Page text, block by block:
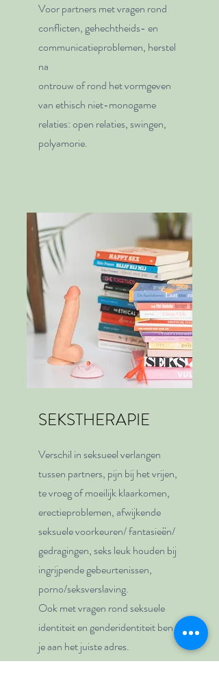
Voor partners met vragen rond
conflicten, gehechtheids- en
communicatieproblemen, herstel
na
ontrouw of rond het vormgeven
van ethisch niet-monogame
relaties: open relaties, swingen,
polyamorie.
SEKSTHERAPIE
Verschil in seksueel verlangen
tussen partners, pijn bij het vrijen,
te vroeg of moeilijk klaarkomen,
erectieproblemen, afwijkende
seksuele voorkeuren/ fantasieën/
gedragingen, seks leuk houden bij
ingrijpende gebeurtenissen,
porno/seksverslaving.
Ook met vragen rond seksuele
identiteit en genderidentiteit ben
je aan het juiste adres.